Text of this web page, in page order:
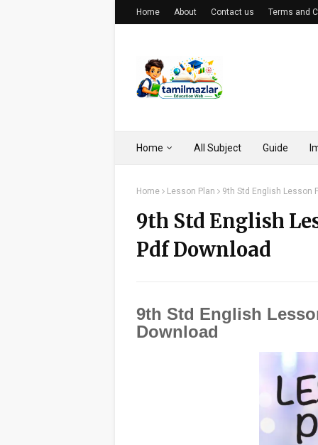
Home About Contact us Terms and
Home All Subject Guide
Home Lesson Plan 9th Std English Lesson
9th Std English
Pdf Download
9th Std English
Download